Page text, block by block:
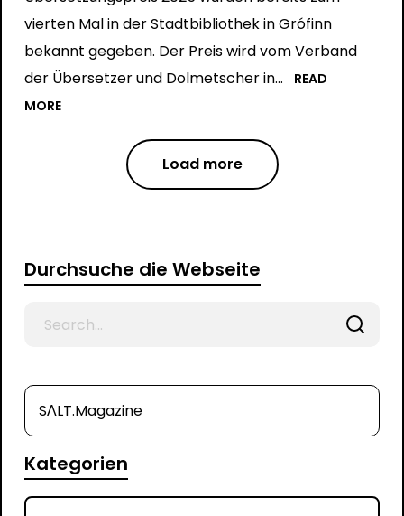
vierten Mal in der Stadtbibliothek in Grófinn
bekannt gegeben. Der Preis wird vom Verband
der Übersetzer und Dolmetscher in...
READ
MORE
Load more
Durchsuche die Webseite
SΛLT.Magazine
Kategorien